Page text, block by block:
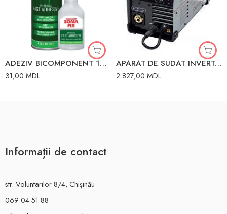
ADEZIV BICOMPONENT 100ml ACTIVATOR 25g SOMAFIX 80058
31,00 MDL
APARAT DE SUDAT INVERTOR 220A RESANTA
2.827,00 MDL
Informații de contact
str. Voluntarilor 8/4, Chișinău
069 04 51 88